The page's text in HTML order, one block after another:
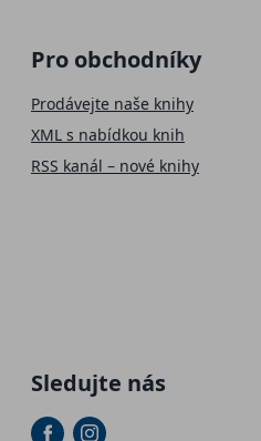
Pro obchodníky
Prodávejte naše knihy
XML s nabídkou knih
RSS kanál – nové knihy
Sledujte nás